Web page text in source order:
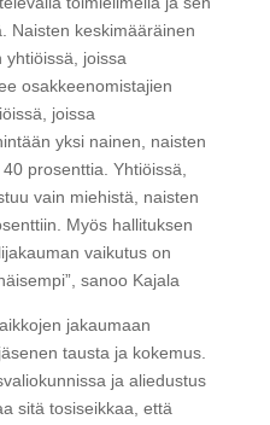
Naisten keskimääräinen
yhtiöissä, joissa
osakkeenomistajien
joissa
yksi nainen, naisten
prosenttia. Yhtiöissä,
vain miehistä, naisten
Myös hallituksen
vaikutus on
sanoo Kajala
jakaumaan
tausta ja kokemus.
ja aliedustus
sitä tosiseikkaa, että